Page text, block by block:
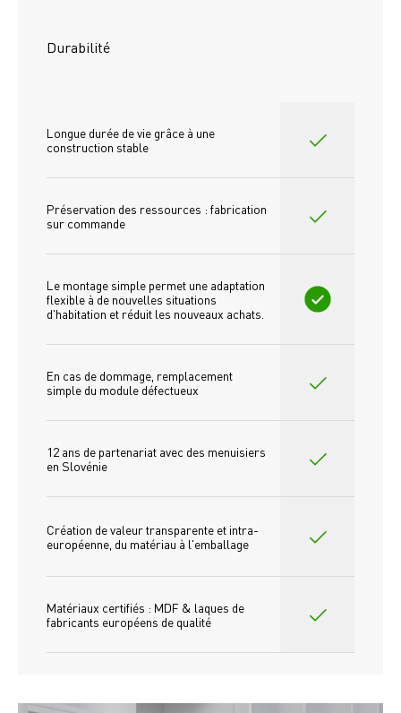
Durabilité
Longue durée de vie grâce à une
construction stable
Préservation des ressources : fabrication
sur commande
Le montage simple permet une adaptation
flexible à de nouvelles situations
d'habitation et réduit les nouveaux achats.
En cas de dommage, remplacement
simple du module défectueux
12 ans de partenariat avec des menuisiers
en Slovénie
Création de valeur transparente et intra-
européenne, du matériau à l'emballage
Matériaux certifiés : MDF & laques de
fabricants européens de qualité